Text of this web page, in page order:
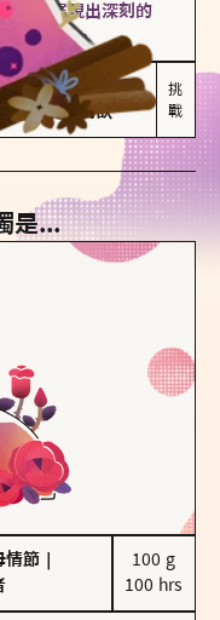
係中展現出深刻的
感到窒息。
嫉妒心較強
可能出現控制欲
挑
戰
是...
情節
100 g
100 hrs